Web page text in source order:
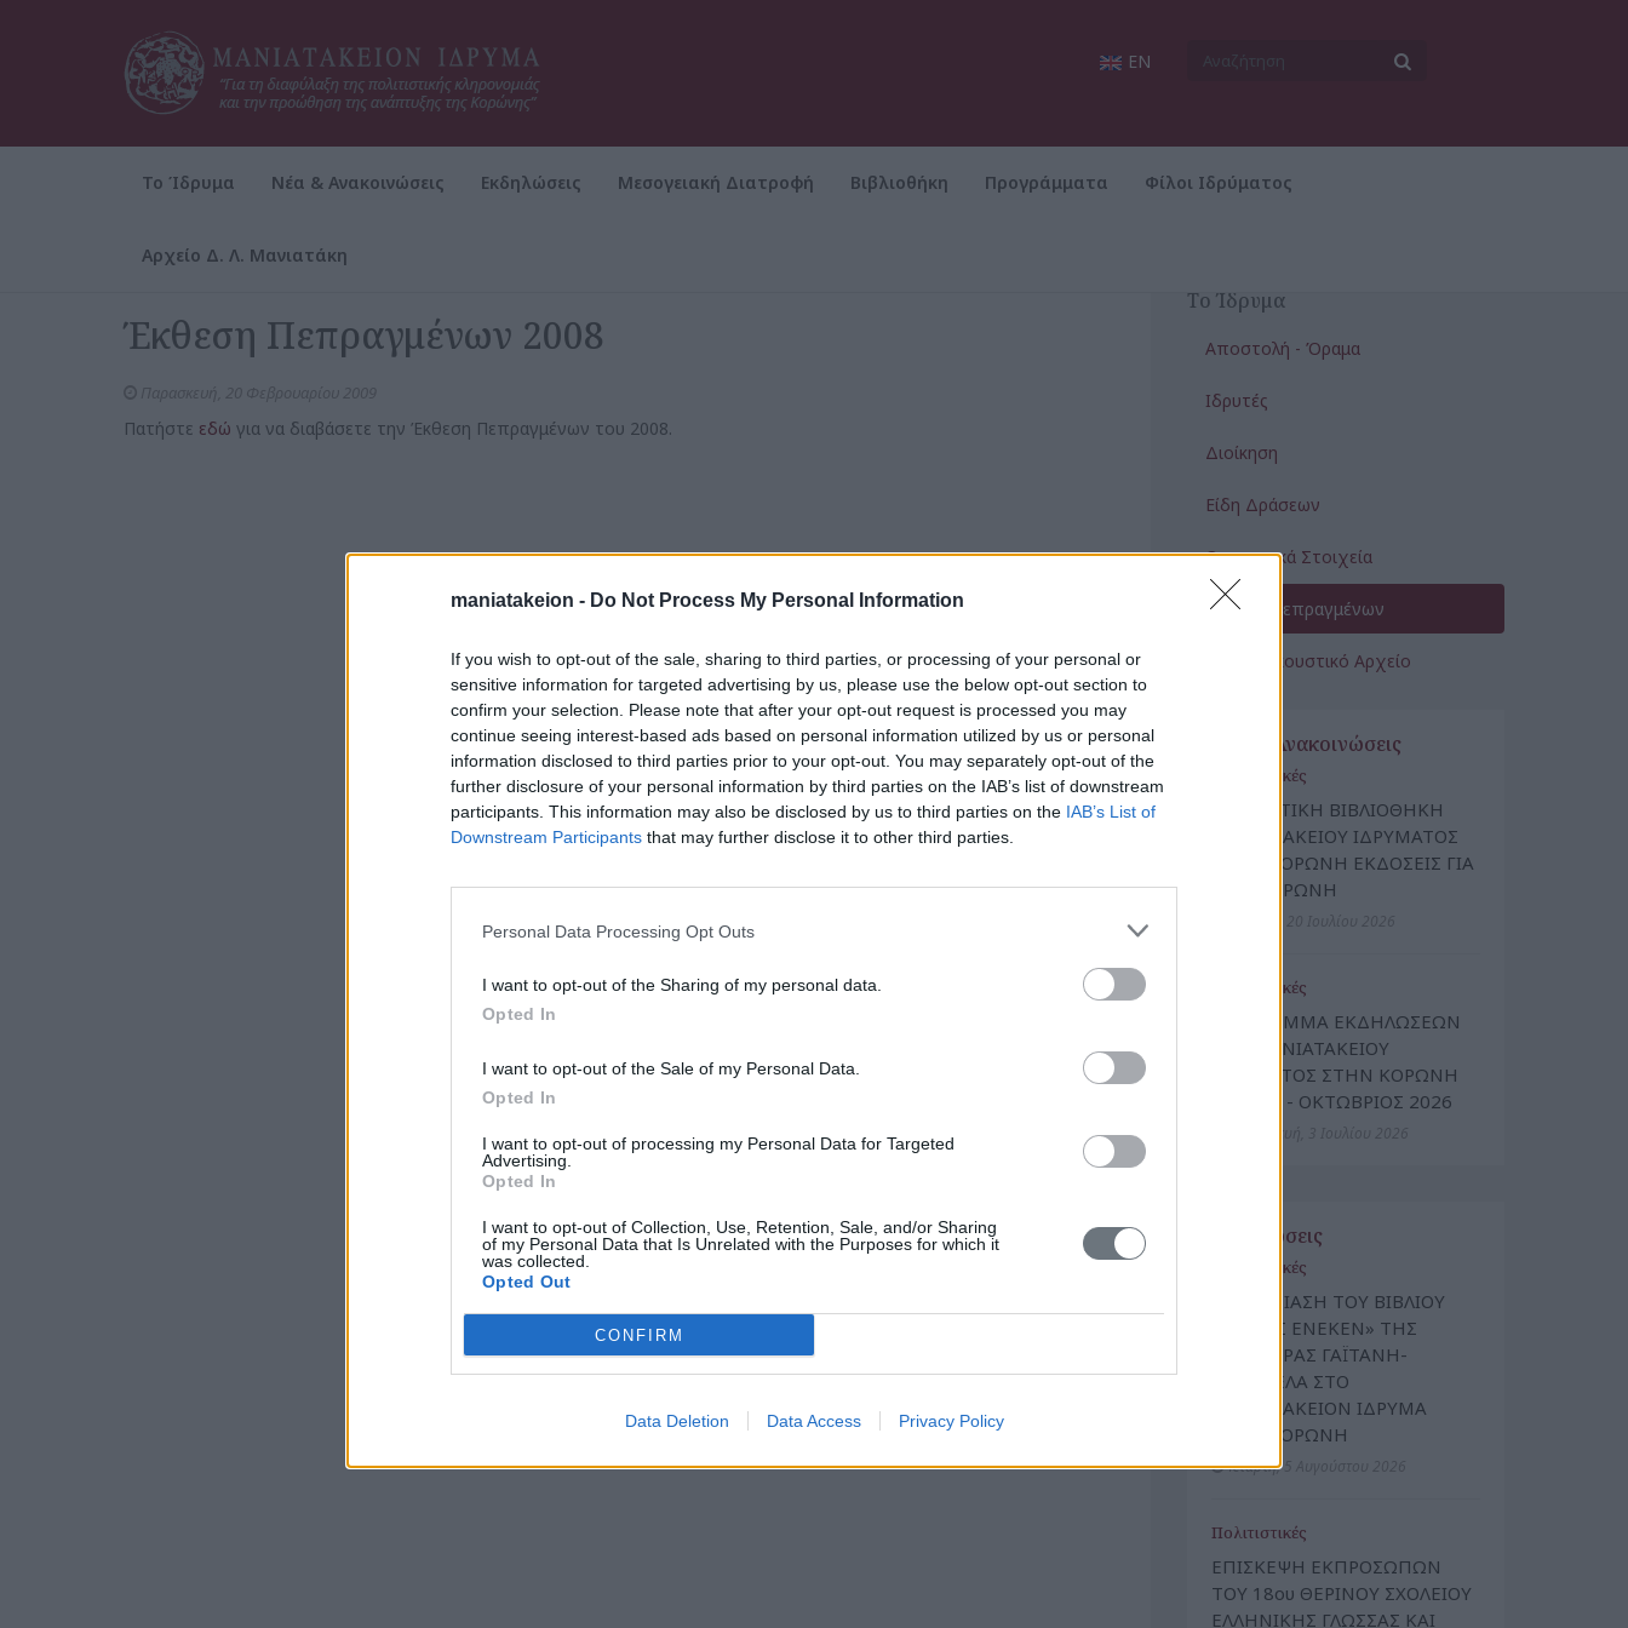
maniatakeion - Do Not Process My Personal Information
If you wish to opt-out of the sale, sharing to third parties, or processing of your personal or
sensitive information for targeted advertising by us, please use the below opt-out section to
confirm your selection. Please note that after your opt-out request is processed you may
continue seeing interest-based ads based on personal information utilized by us or personal
information disclosed to third parties prior to your opt-out. You may separately opt-out of the
further disclosure of your personal information by third parties on the IAB’s list of downstream
participants. This information may also be disclosed by us to third parties on the IAB’s List of
Downstream Participants that may further disclose it to other third parties.
Personal Data Processing Opt Outs
I want to opt-out of the Sharing of my personal data.
Opted In
I want to opt-out of the Sale of my Personal Data.
Opted In
I want to opt-out of processing my Personal Data for Targeted
Advertising.
Opted In
I want to opt-out of Collection, Use, Retention, Sale, and/or Sharing
of my Personal Data that Is Unrelated with the Purposes for which it
was collected.
Opted Out
CONFIRM
Data Deletion Data Access Privacy Policy
EN
Το Ίδρυμα Νέα & Ανακοινώσεις Εκδηλώσεις Μεσογειακή Διατροφή Βιβλιοθήκη Προγράμματα Φίλοι Ιδρύματος
Αρχείο Δ. Λ. Μανιατάκη
Έκθεση Πεπραγμένων 2008
Πατήστε εδώ για να διαβάσετε την Έκθεση Πεπραγμένων του 2008.
Το Ίδρυμα
Αποστολή - Όραμα
Ιδρυτές
Διοίκηση
Είδη Δράσεων
Οικονομικά Στοιχεία
Έκθεση Πεπραγμένων
Οπτικοακουστικό Αρχείο
Νέα & Ανακοινώσεις
Πολιτιστικές
ΔΑΝΕΙΣΤΙΚΗ ΒΙΒΛΙΟΘΗΚΗ
ΜΑΝΙΑΤΑΚΕΙΟΥ ΙΔΡΥΜΑΤΟΣ
ΣΤΗΝ ΚΟΡΩΝΗ ΕΚΔΟΣΕΙΣ ΓΙΑ
ΤΗΝ ΚΟΡΩΝΗ
Πολιτιστικές
ΠΡΟΓΡΑΜΜΑ ΕΚΔΗΛΩΣΕΩΝ
ΤΟΥ ΜΑΝΙΑΤΑΚΕΙΟΥ
ΙΔΡΥΜΑΤΟΣ ΣΤΗΝ ΚΟΡΩΝΗ
ΙΟΥΛΙΟΣ - ΟΚΤΩΒΡΙΟΣ 2026
Εκδηλώσεις
Πολιτιστικές
ΠΑΡΟΥΣΙΑΣΗ ΤΟΥ ΒΙΒΛΙΟΥ
«ΠΑΝΟΣ ΕΝΕΚΕΝ» ΤΗΣ
ΔΗΜΗΤΡΑΣ ΓΑΪΤΑΝΗ-
ΣΥΡΕΓΓΕΛΑ ΣΤΟ
ΜΑΝΙΑΤΑΚΕΙΟΝ ΙΔΡΥΜΑ
ΣΤΗΝ ΚΟΡΩΝΗ
Τετάρτη, 5 Αυγούστου 2026
Πολιτιστικές
ΕΠΙΣΚΕΨΗ ΕΚΠΡΟΣΩΠΩΝ
ΤΟΥ 18ου ΘΕΡΙΝΟΥ ΣΧΟΛΕΙΟΥ
ΕΛΛΗΝΙΚΗΣ ΓΛΩΣΣΑΣ ΚΑΙ